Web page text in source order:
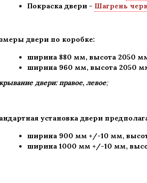
Покраска двери - Шагрень
двери по коробке:
ширина 880 мм, высота 2050
ширина 960 мм, высота 2050
двери: правое, левое;
установка двери
ширина 900 мм +/-10 мм,
ширина 1000 мм +/-10 мм,